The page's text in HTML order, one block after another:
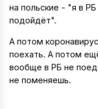
на польские - "я в
подойдёт".
А потом
поехать. А потом
вообще в РБ не
не поменяешь.